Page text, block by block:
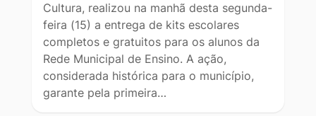
Cultura, realizou na manhã desta segunda-
feira (15) a entrega de kits escolares
completos e gratuitos para os alunos da
Rede Municipal de Ensino. A ação,
considerada histórica para o município,
garante pela primeira…